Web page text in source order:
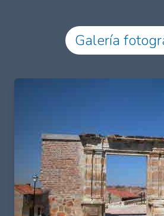
Galería